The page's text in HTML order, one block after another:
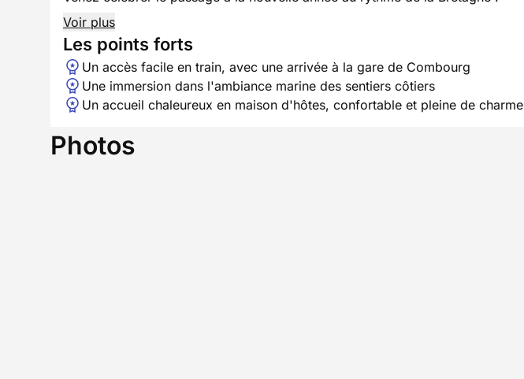
Voir plus
Les points forts
Un accès facile en train, avec une arrivée à la gare de Combourg
Une immersion dans l'ambiance marine des sentiers côtiers
Un accueil chaleureux en maison d'hôtes, confortable et pleine de charme
Photos